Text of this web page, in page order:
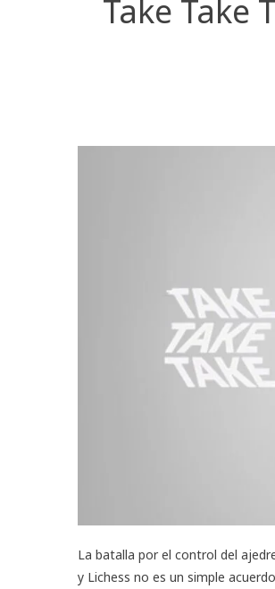
Take Take
La batalla por el control del
y Lichess no es un simple